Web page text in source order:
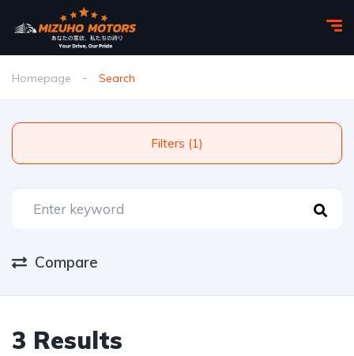
Homepage Search
Filters (1)
Compare
3 Results